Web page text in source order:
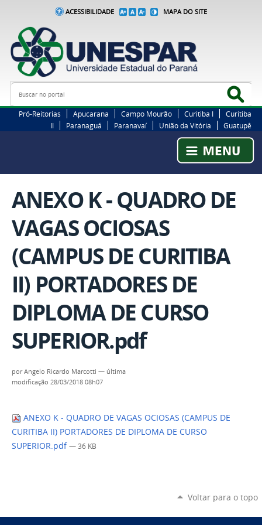
ACESSIBILIDADE MAPA DO SITE
Busca
Pró-Reitorias Apucarana Campo Mourão Curitiba I
Curitiba
II
Paranaguá Paranavaí União da Vitória Guatupê
ANEXO K - QUADRO DE
VAGAS OCIOSAS
(CAMPUS DE CURITIBA
II) PORTADORES DE
DIPLOMA DE CURSO
SUPERIOR.pdf
porAngelo Ricardo Marcotti — última
modificação 28/03/2018 08h07
ANEXO K - QUADRO DE VAGAS OCIOSAS (CAMPUS DE
CURITIBA II) PORTADORES DE DIPLOMA DE CURSO
SUPERIOR.pdf — 36 KB
Voltar para o topo